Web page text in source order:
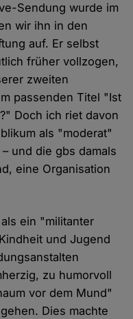
Sendung wurde im
wir ihn in den
auf. Er selbst
früher vollzogen,
zweiten
passenden Titel "Ist
Doch ich riet davon
als "moderat"
und die gbs damals
eine Organisation
ein "militanter
und Jugend
zu humorvoll
vor dem Mund"
Dies machte